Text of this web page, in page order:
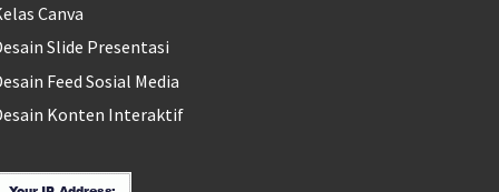
Canva
Slide Presentasi
Feed Sosial Media
Konten Interaktif